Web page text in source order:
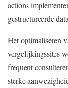
actions
gestructureerde
Het optimaliseren
vergelijkingssites
frequent
sterke